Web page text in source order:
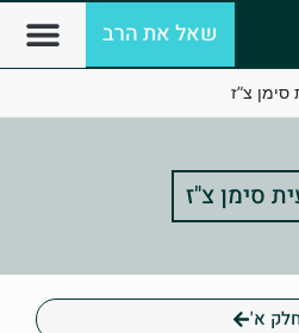
שאל את הרב
סימן צ”ז
סימן צ"ז
א'